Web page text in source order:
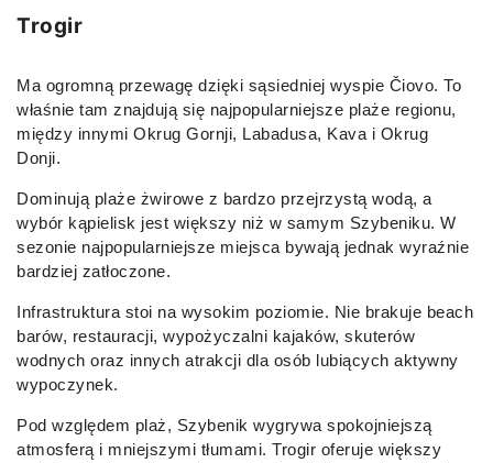
Trogir
Ma ogromną przewagę dzięki sąsiedniej wyspie Čiovo. To
właśnie tam znajdują się najpopularniejsze plaże regionu,
między innymi Okrug Gornji, Labadusa, Kava i Okrug
Donji.
Dominują plaże żwirowe z bardzo przejrzystą wodą, a
wybór kąpielisk jest większy niż w samym Szybeniku. W
sezonie najpopularniejsze miejsca bywają jednak wyraźnie
bardziej zatłoczone.
Infrastruktura stoi na wysokim poziomie. Nie brakuje beach
barów, restauracji, wypożyczalni kajaków, skuterów
wodnych oraz innych atrakcji dla osób lubiących aktywny
wypoczynek.
Pod względem plaż, Szybenik wygrywa spokojniejszą
atmosferą i mniejszymi tłumami. Trogir oferuje większy